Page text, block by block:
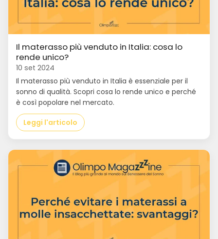
Il materasso più venduto in Italia: cosa lo
rende unico?
10 set 2024
Il materasso più venduto in Italia è essenziale per il
sonno di qualità. Scopri cosa lo rende unico e perché
è così popolare nel mercato.
Leggi l'articolo